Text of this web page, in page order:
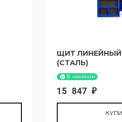
ЩИТ ЛИНЕЙНЫЙ
(СТАЛЬ)
В наличии
15 847 ₽